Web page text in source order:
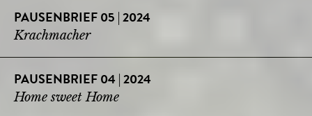
PAUSENBRIEF 05 | 2024
Krachmacher
PAUSENBRIEF 04 | 2024
Home sweet Home